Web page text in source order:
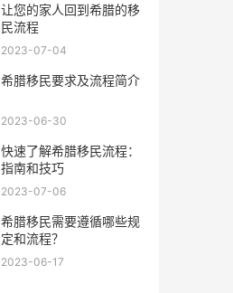
让您的家人回到希腊的移
民流程
2023-07-04
希腊移民要求及流程简介
2023-06-30
快速了解希腊移民流程：
指南和技巧
2023-07-06
希腊移民需要遵循哪些规
定和流程？
2023-06-17